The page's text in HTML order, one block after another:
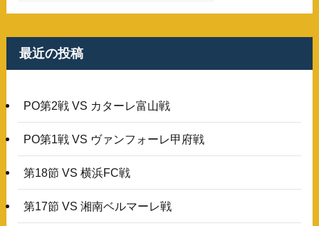
最近の投稿
PO第2戦 VS カターレ富山戦
PO第1戦 VS ヴァンフォーレ甲府戦
第18節 VS 横浜FC戦
第17節 VS 湘南ベルマーレ戦